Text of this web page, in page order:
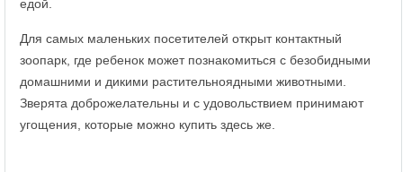
едой.
Для самых маленьких посетителей открыт контактный
зоопарк, где ребенок может познакомиться с безобидными
домашними и дикими растительноядными животными.
Зверята доброжелательны и с удовольствием принимают
угощения, которые можно купить здесь же.